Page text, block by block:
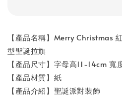
【產品名稱】Merry Christmas
型聖誕拉旗
【產品尺寸】字母高11-14cm
【產品材質】紙
【產品介紹】聖誕派對裝飾